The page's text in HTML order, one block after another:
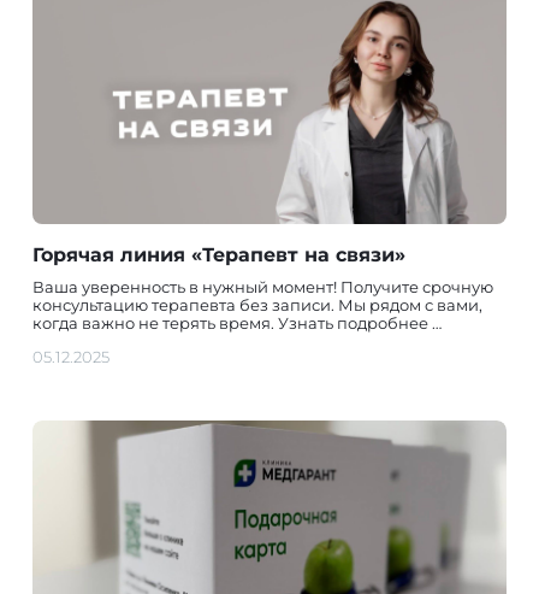
Горячая линия «Терапевт на связи»
Ваша уверенность в нужный момент! Получите срочную
консультацию терапевта без записи. Мы рядом с вами,
когда важно не терять время. Узнать подробнее …
05.12.2025